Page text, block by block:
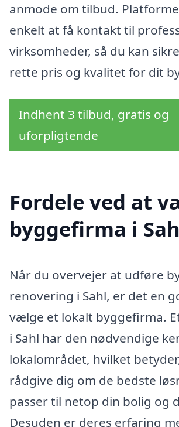
anmode om tilbud.
enkelt at få kontakt til
virksomheder, så du kan
rette pris og kvalitet for dit
Indhent 3 tilbud, gratis og
uforpligtende
Fordele ved at
byggefirma i
Når du overvejer at udføre
renovering i Sahl, er det en
vælge et lokalt byggefirma.
i Sahl har den nødvendige
lokalområdet, hvilket
rådgive dig om de bedste
passer til netop din bolig og
Desuden er deres erfaring